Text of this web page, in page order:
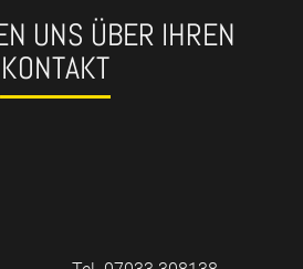
UNS ÜBER IHREN
KONTAKT